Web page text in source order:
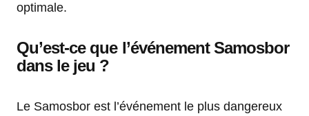
optimale.
Qu’est-ce que l’événement Samosbor
dans le jeu ?
Le Samosbor est l’événement le plus dangereux